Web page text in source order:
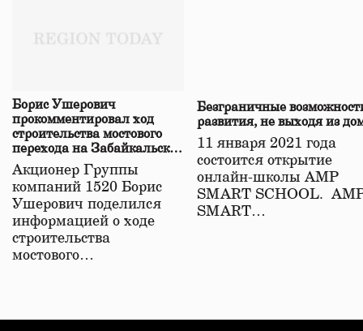
Борис Ушерович
прокомментировал ход
строительства мостового
перехода на Забайкальской
железной дороге
Акционер Группы
компаний 1520 Борис
Ушерович поделился
информацией о ходе
строительства
мостового…
Безграничные
развития, не выходя из
11 января 2021 года
состоится открытие
онлайн-школы АМР
SMART SCHOOL.
SMART…